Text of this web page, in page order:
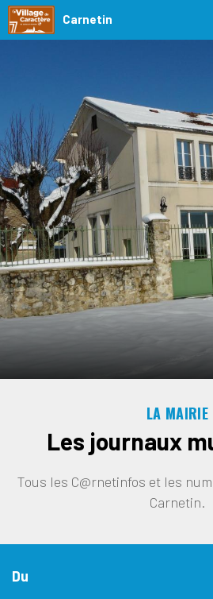
Carnetin
LA MAIRIE
Les journaux
Tous les C@rnetinfos et les
Carnetin.
Du